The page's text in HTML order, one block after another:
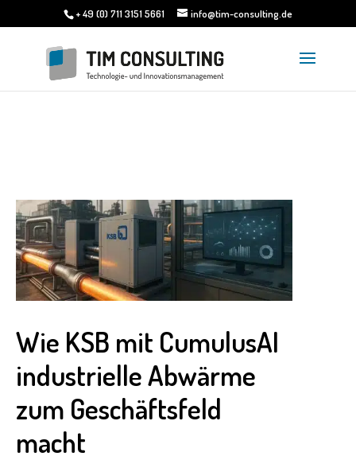
+ 49 (0) 711 3151 5661 info@tim-consulting.de
Wie KSB mit CumulusAI
industrielle Abwärme
zum Geschäftsfeld
macht